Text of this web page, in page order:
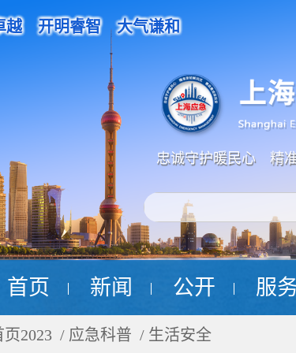
越 开明睿智 大气谦和
忠诚守护暖民心 精
首页 新闻 公开 服
页2023 / 应急科普 / 生活安全